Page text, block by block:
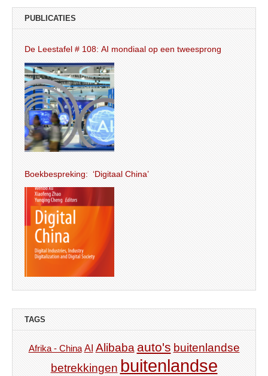
PUBLICATIES
De Leestafel # 108: AI mondiaal op een tweesprong
Boekbespreking: ‘Digitaal China’
TAGS
Afrika - China AI Alibaba auto's buitenlandse
betrekkingen buitenlandse